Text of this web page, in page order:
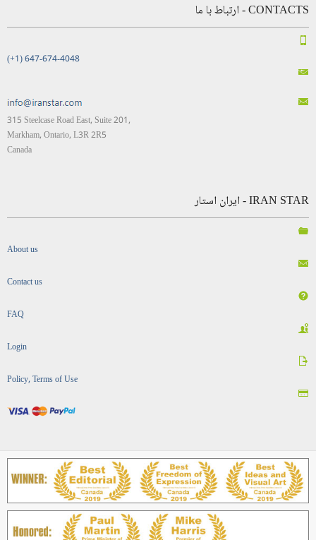
CONTACTS - ارتباط با ما
(+1) 647-674-4048
315 Steelcase Road East, Suite 201,
Markham, Ontario, L3R 2R5
Canada
IRAN STAR - ایران استار
About us
Contact us
FAQ
Login
Policy, Terms of Use